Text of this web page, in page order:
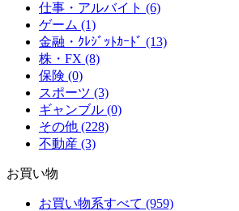
仕事・アルバイト (6)
ゲーム (1)
金融・ｸﾚｼﾞｯﾄｶｰﾄﾞ (13)
株・FX (8)
保険 (0)
スポーツ (3)
ギャンブル (0)
その他 (228)
不動産 (3)
お買い物
お買い物系すべて (959)